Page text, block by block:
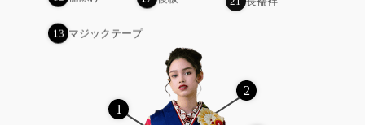
13 マジックテープ
1
2